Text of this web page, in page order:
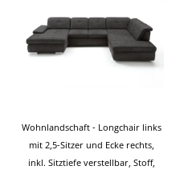
Wohnlandschaft - Longchair links
mit 2,5-Sitzer und Ecke rechts,
inkl. Sitztiefe verstellbar, Stoff,